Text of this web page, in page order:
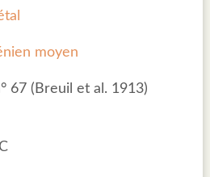
moyen
67 (Breuil et al. 1913)